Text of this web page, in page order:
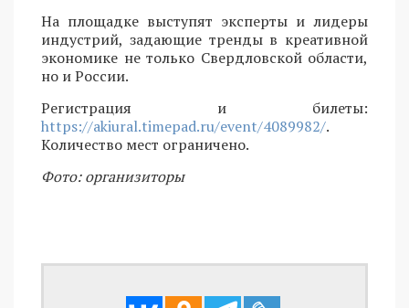
На площадке выступят эксперты и лидеры
индустрий, задающие тренды в креативной
экономике не только Свердловской области,
но и России.
Регистрация и билеты:
https://akiural.timepad.ru/event/4089982/.
Количество мест ограничено.
Фото: организиторы